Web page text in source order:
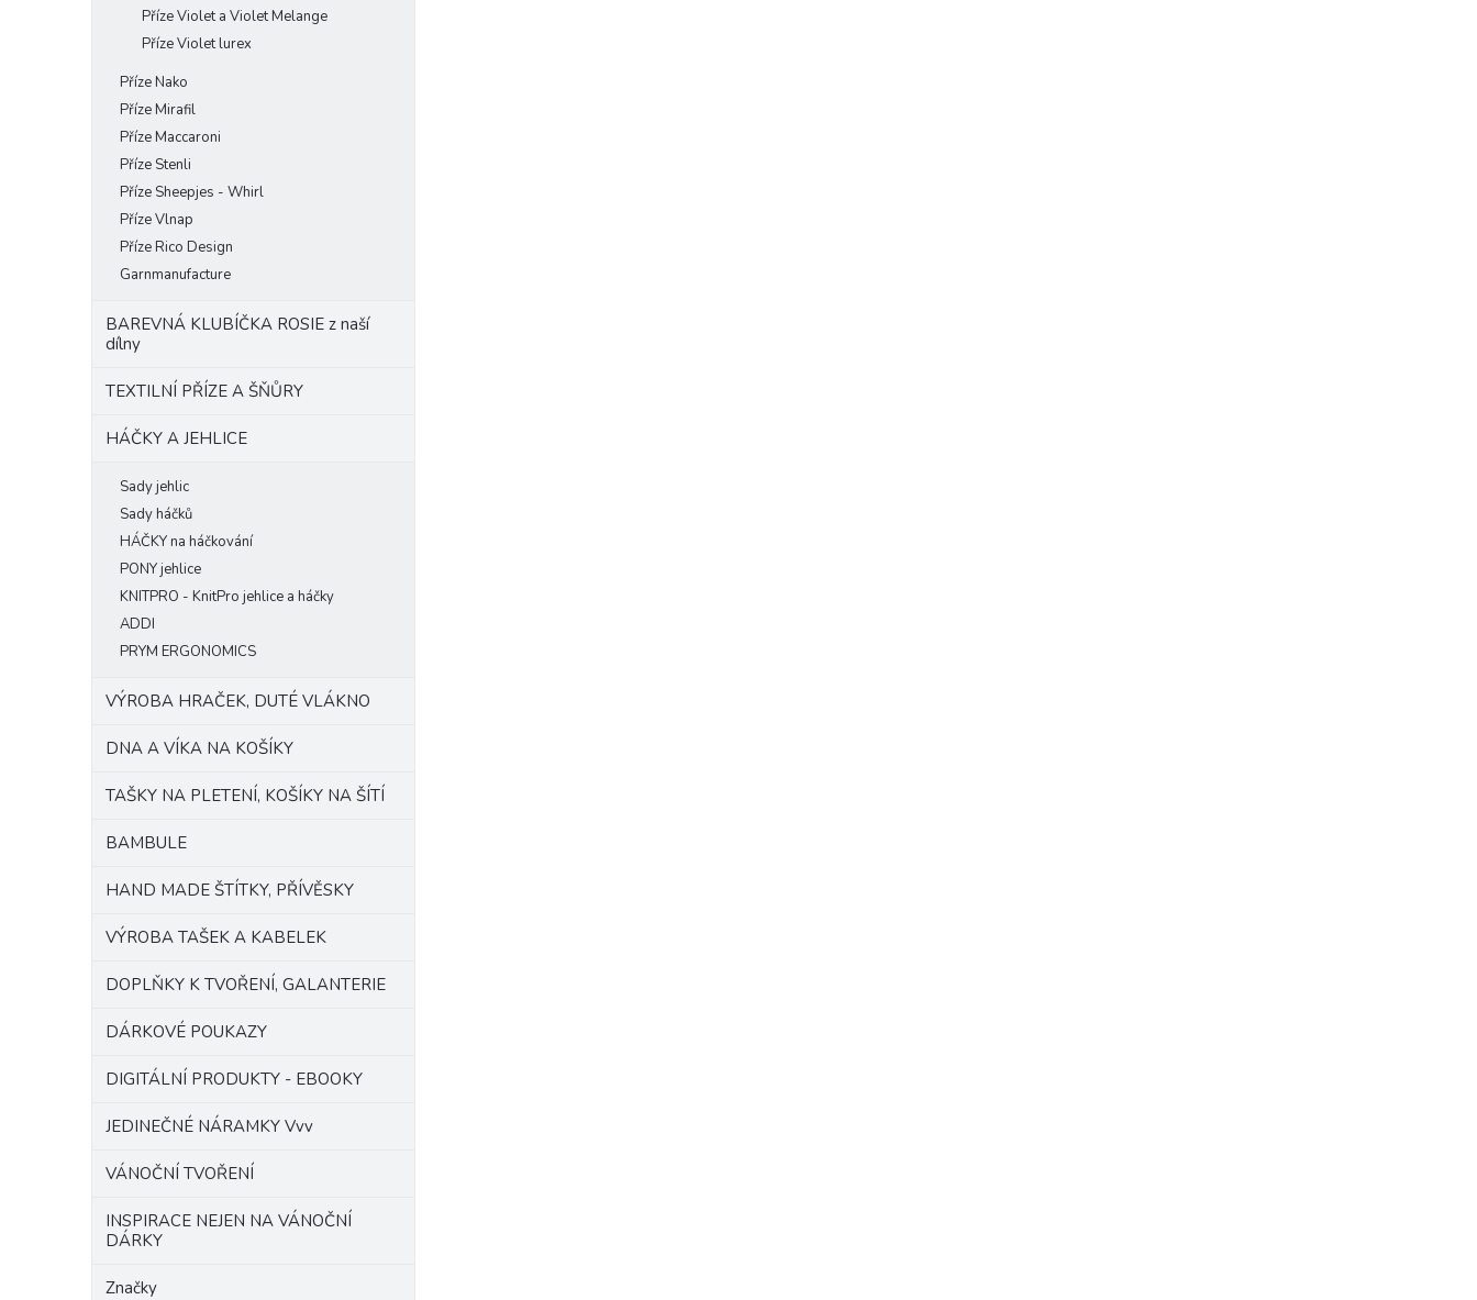
Příze Violet a Violet Melange
Příze Violet lurex
Příze Nako
Příze Mirafil
Příze Maccaroni
Příze Stenli
Příze Sheepjes - Whirl
Příze Vlnap
Příze Rico Design
Garnmanufacture
BAREVNÁ KLUBÍČKA ROSIE z naší
dílny
TEXTILNÍ PŘÍZE A ŠŇŮRY
HÁČKY A JEHLICE
Sady jehlic
Sady háčků
HÁČKY na háčkování
PONY jehlice
KNITPRO - KnitPro jehlice a háčky
ADDI
PRYM ERGONOMICS
VÝROBA HRAČEK, DUTÉ VLÁKNO
DNA A VÍKA NA KOŠÍKY
TAŠKY NA PLETENÍ, KOŠÍKY NA ŠÍTÍ
BAMBULE
HAND MADE ŠTÍTKY, PŘÍVĚSKY
VÝROBA TAŠEK A KABELEK
DOPLŇKY K TVOŘENÍ, GALANTERIE
DÁRKOVÉ POUKAZY
DIGITÁLNÍ PRODUKTY - EBOOKY
JEDINEČNÉ NÁRAMKY Vvv
VÁNOČNÍ TVOŘENÍ
INSPIRACE NEJEN NA VÁNOČNÍ
DÁRKY
Značky